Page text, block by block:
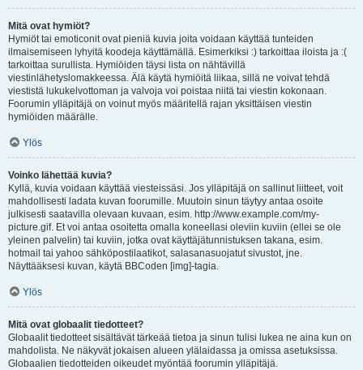
Mitä ovat hymiöt?
Hymiöt tai emoticonit ovat pieniä kuvia joita voidaan käyttää tunteiden
ilmaisemiseen lyhyitä koodeja käyttämällä. Esimerkiksi :) tarkoittaa iloista ja :(
tarkoittaa surullista. Hymiöiden täysi lista on nähtävillä
viestinlähetyslomakkeessa. Älä käytä hymiöitä liikaa, sillä ne voivat tehdä
viestistä lukukelvottoman ja valvoja voi poistaa niitä tai viestin kokonaan.
Foorumin ylläpitäjä on voinut myös määritellä rajan yksittäisen viestin
hymiöiden määrälle.
Ylös
Voinko lähettää kuvia?
Kyllä, kuvia voidaan käyttää viesteissäsi. Jos ylläpitäjä on sallinut liitteet, voit
mahdollisesti ladata kuvan foorumille. Muutoin sinun täytyy antaa osoite
julkisesti saatavilla olevaan kuvaan, esim. http://www.example.com/my-
picture.gif. Et voi antaa osoitetta omalla koneellasi oleviin kuviin (ellei se ole
yleinen palvelin) tai kuviin, jotka ovat käyttäjätunnistuksen takana, esim.
hotmail tai yahoo sähköpostilaatikot, salasanasuojatut sivustot, jne.
Näyttääksesi kuvan, käytä BBCoden [img]-tagia.
Ylös
Mitä ovat globaalit tiedotteet?
Globaalit tiedotteet sisältävät tärkeää tietoa ja sinun tulisi lukea ne aina kun on
mahdolista. Ne näkyvät jokaisen alueen ylälaidassa ja omissa asetuksissa.
Globaalien tiedotteiden oikeudet myöntää foorumin ylläpitäjä.